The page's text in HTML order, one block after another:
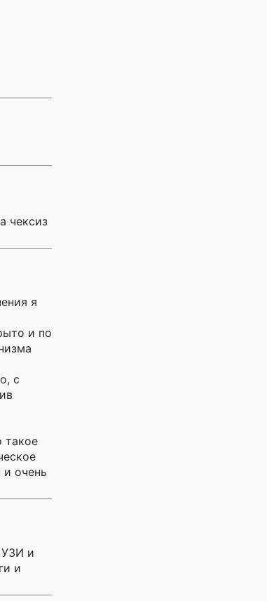
чексиз
я
и по
с
такое
и очень
УЗИ и
и